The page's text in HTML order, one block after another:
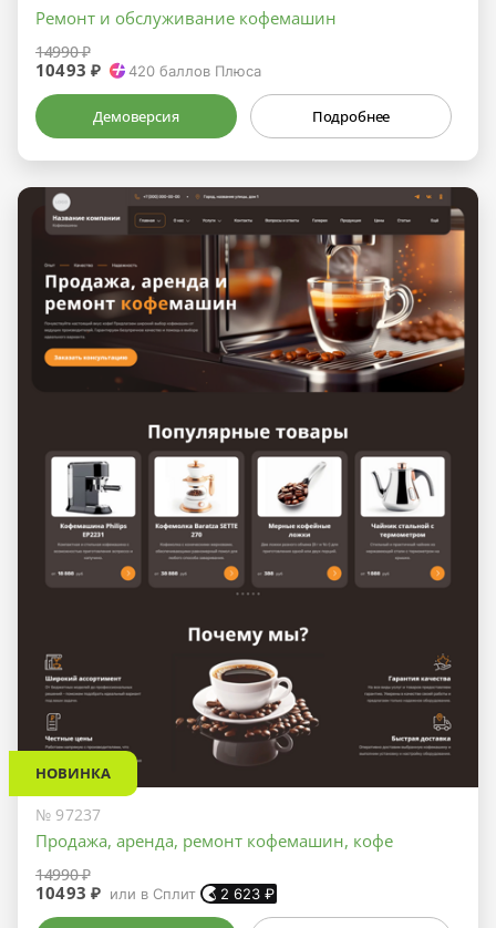
Ремонт и обслуживание кофемашин
14990 ₽
10493 ₽ 420 баллов Плюса
Демоверсия Подробнее
НОВИНКА
№ 97237
Продажа, аренда, ремонт кофемашин, кофе
14990 ₽
10493 ₽ или в Сплит 2 623 ₽